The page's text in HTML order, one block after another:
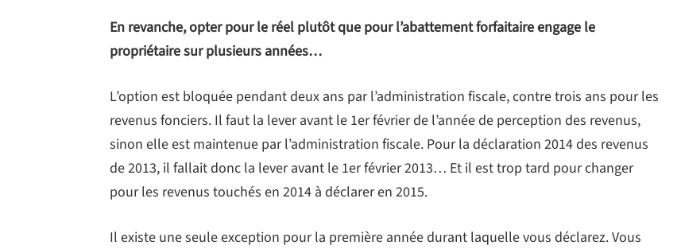
En revanche, opter pour le réel plutôt que pour l’abattement forfaitaire engage le
propriétaire sur plusieurs années…
L’option est bloquée pendant deux ans par l’administration fiscale, contre trois ans pour les
revenus fonciers. Il faut la lever avant le 1er février de l’année de perception des revenus,
sinon elle est maintenue par l’administration fiscale. Pour la déclaration 2014 des revenus
de 2013, il fallait donc la lever avant le 1er février 2013… Et il est trop tard pour changer
pour les revenus touchés en 2014 à déclarer en 2015.
Il existe une seule exception pour la première année durant laquelle vous déclarez. Vous